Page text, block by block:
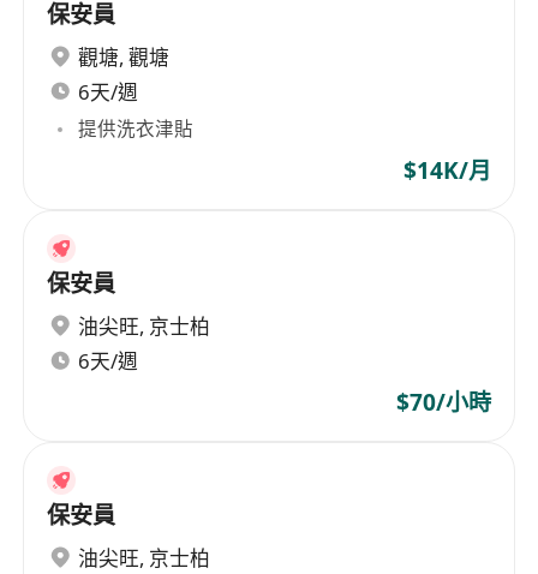
保安員
觀塘, 觀塘
6天/週
提供洗衣津貼
$14K/月
保安員
油尖旺, 京士柏
6天/週
$70/小時
保安員
油尖旺, 京士柏